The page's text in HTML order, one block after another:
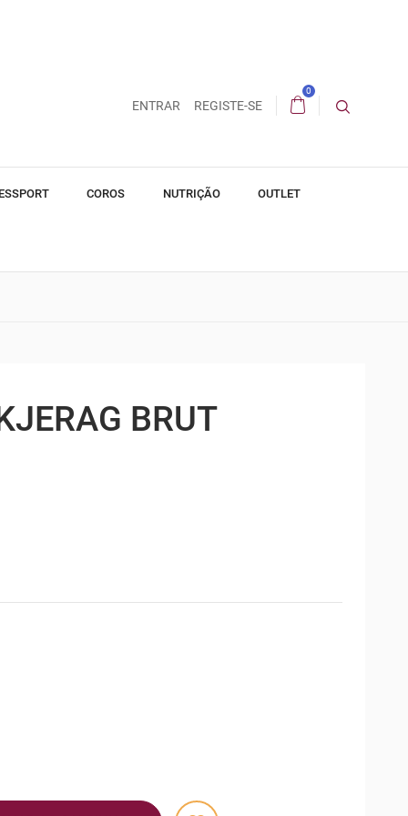
ENTRAR REGISTE-SE
0
COROS NUTRIÇÃO OUTLET
BRUT